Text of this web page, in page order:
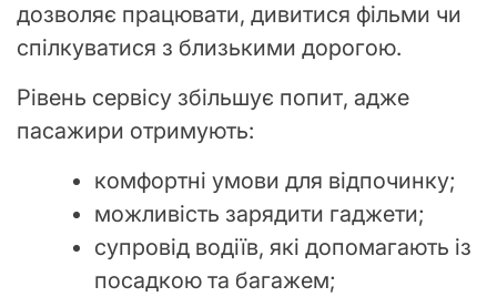
дозволяє працювати, дивитися фільми чи
спілкуватися з близькими дорогою.
Рівень сервісу збільшує попит, адже
пасажири отримують:
комфортні умови для відпочинку;
можливість зарядити гаджети;
супровід водіїв, які допомагають із
посадкою та багажем;